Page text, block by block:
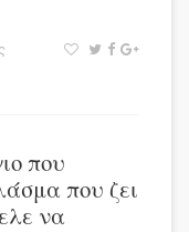
που
που ζει
να